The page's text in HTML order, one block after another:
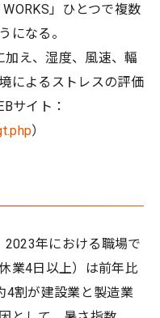
」ひとつで複数
になる。
え、湿度、風速、輻
によるストレスの評価
サイト：
）
年における職場で
業4日以上）は前年比
4割が建設業と製造業